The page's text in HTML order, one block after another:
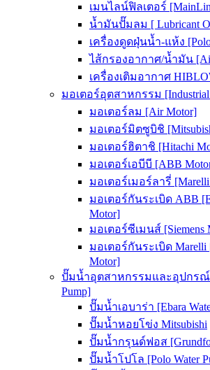
เมนไลน์ฟิลเตอร์
น้ำมันปั๊มลม [ Lubricant
เครื่องดูดฝุ่นน้ำ-แห้ง
ไส้กรองอากาศ/น้ำมัน
เครื่องเติมอากาศ
มอเตอร์อุตสาหกรรม [Industrial
มอเตอร์ลม [Air Motor]
มอเตอร์มิตซูบิชิ
มอเตอร์ฮิตาชิ [Hitachi
มอเตอร์เอบีบี [ABB
มอเตอร์เมอร์ลารี่
มอเตอร์กันระเบิด ABB
Motor]
มอเตอร์ซีเมนส์ [Siemens
มอเตอร์กันระเบิด Marelli
Motor]
ปั๊มน้ำอุตสาหกรรมและอุปกรณ์
Pump]
ปั๊มน้ำเอบาร่า [Ebara
ปั๊มน้ำหอยโข่ง Mitsubishi
ปั๊มน้ำกรุนด์ฟอส
ปั๊มน้ำโปโล [Polo Water